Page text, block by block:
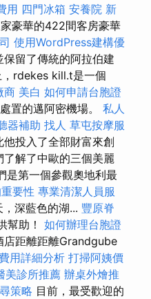
用 四門冰箱 安養院 新
豪華的422間客房豪華
使用WordPress建構優
留了傳統的阿拉伯建
，rdekes kill.t是一個
商 美白 如何申請台胞證
置的邁阿密機場。 私人
器補助 找人 草屯按摩服
投入了全部財富來創
解了中歐的三個美麗
是第一個參觀奧地利最
要性 專業清潔人員服
深藍色的湖... 豐原脊
幫助！ 如何辦理台胞證
店距離距離Grandgube
用詳細分析 打掃阿姨價
美診所推薦 辦桌外燴推
策略 目前，最受歡迎的